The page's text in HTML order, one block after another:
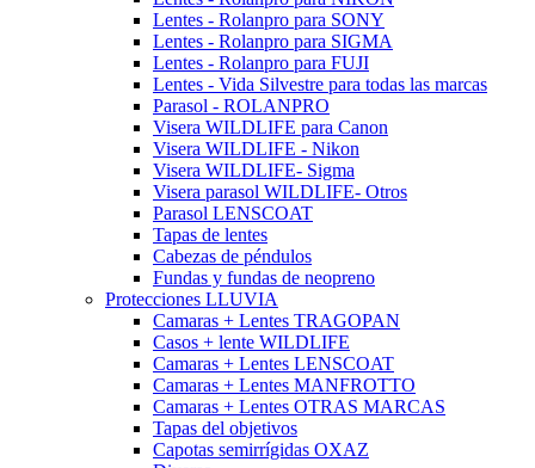
Lentes - Rolanpro para SONY
Lentes - Rolanpro para SIGMA
Lentes - Rolanpro para FUJI
Lentes - Vida Silvestre para todas las marcas
Parasol - ROLANPRO
Visera WILDLIFE para Canon
Visera WILDLIFE - Nikon
Visera WILDLIFE- Sigma
Visera parasol WILDLIFE- Otros
Parasol LENSCOAT
Tapas de lentes
Cabezas de péndulos
Fundas y fundas de neopreno
Protecciones LLUVIA
Camaras + Lentes TRAGOPAN
Casos + lente WILDLIFE
Camaras + Lentes LENSCOAT
Camaras + Lentes MANFROTTO
Camaras + Lentes OTRAS MARCAS
Tapas del objetivos
Capotas semirrígidas OXAZ